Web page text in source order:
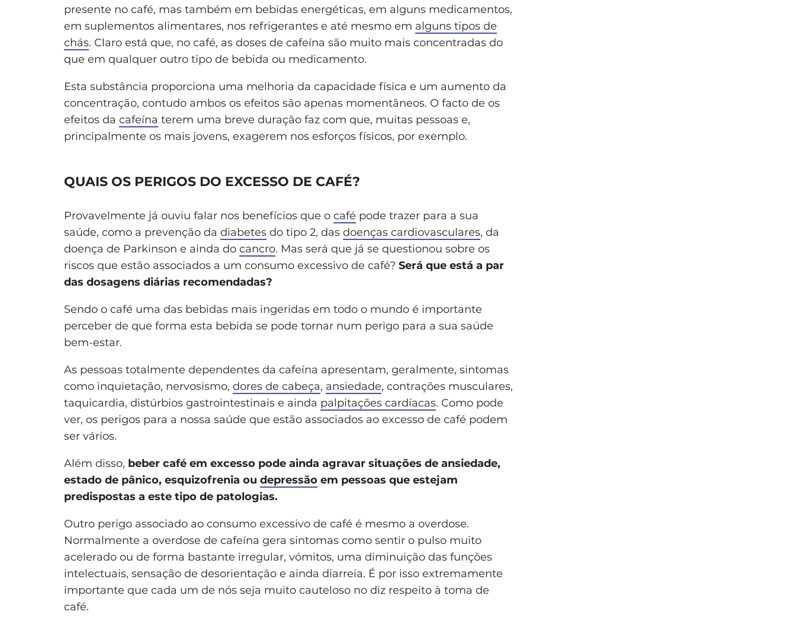
presente no café, mas também em bebidas energéticas, em alguns medicamentos,
em suplementos alimentares, nos refrigerantes e até mesmo em alguns tipos de
chás. Claro está que, no café, as doses de cafeína são muito mais concentradas do
que em qualquer outro tipo de bebida ou medicamento.
Esta substância proporciona uma melhoria da capacidade física e um aumento da
concentração, contudo ambos os efeitos são apenas momentâneos. O facto de os
efeitos da cafeína terem uma breve duração faz com que, muitas pessoas e,
principalmente os mais jovens, exagerem nos esforços físicos, por exemplo.
QUAIS OS PERIGOS DO EXCESSO DE CAFÉ?
Provavelmente já ouviu falar nos benefícios que o café pode trazer para a sua
saúde, como a prevenção da diabetes do tipo 2, das doenças cardiovasculares, da
doença de Parkinson e ainda do cancro. Mas será que já se questionou sobre os
riscos que estão associados a um consumo excessivo de café? Será que está a par
das dosagens diárias recomendadas?
Sendo o café uma das bebidas mais ingeridas em todo o mundo é importante
perceber de que forma esta bebida se pode tornar num perigo para a sua saúde
bem-estar.
As pessoas totalmente dependentes da cafeína apresentam, geralmente, sintomas
como inquietação, nervosismo, dores de cabeça, ansiedade, contrações musculares,
taquicardia, distúrbios gastrointestinais e ainda palpitações cardíacas. Como pode
ver, os perigos para a nossa saúde que estão associados ao excesso de café podem
ser vários.
Além disso, beber café em excesso pode ainda agravar situações de ansiedade,
estado de pânico, esquizofrenia ou depressão em pessoas que estejam
predispostas a este tipo de patologias.
Outro perigo associado ao consumo excessivo de café é mesmo a overdose.
Normalmente a overdose de cafeína gera sintomas como sentir o pulso muito
acelerado ou de forma bastante irregular, vómitos, uma diminuição das funções
intelectuais, sensação de desorientação e ainda diarreia. É por isso extremamente
importante que cada um de nós seja muito cauteloso no diz respeito à toma de
café.